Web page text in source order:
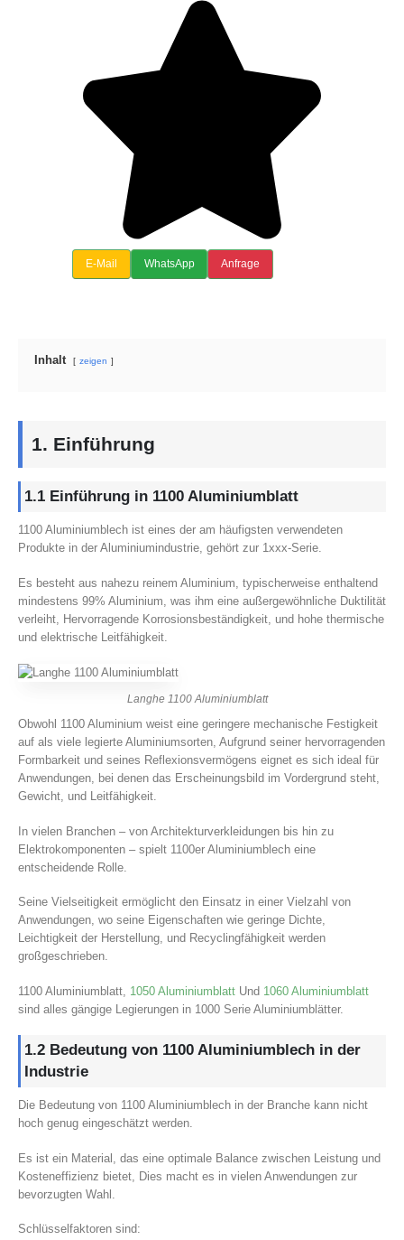
E-Mail WhatsApp Anfrage
Inhalt zeigen
1. Einführung
1.1 Einführung in 1100 Aluminiumblatt
1100 Aluminiumblech ist eines der am häufigsten verwendeten
Produkte in der Aluminiumindustrie, gehört zur 1xxx-Serie.
Es besteht aus nahezu reinem Aluminium, typischerweise enthaltend
mindestens 99% Aluminium, was ihm eine außergewöhnliche Duktilität
verleiht, Hervorragende Korrosionsbeständigkeit, und hohe thermische
und elektrische Leitfähigkeit.
Langhe 1100 Aluminiumblatt
Obwohl 1100 Aluminium weist eine geringere mechanische Festigkeit
auf als viele legierte Aluminiumsorten, Aufgrund seiner hervorragenden
Formbarkeit und seines Reflexionsvermögens eignet es sich ideal für
Anwendungen, bei denen das Erscheinungsbild im Vordergrund steht,
Gewicht, und Leitfähigkeit.
In vielen Branchen – von Architekturverkleidungen bis hin zu
Elektrokomponenten – spielt 1100er Aluminiumblech eine
entscheidende Rolle.
Seine Vielseitigkeit ermöglicht den Einsatz in einer Vielzahl von
Anwendungen, wo seine Eigenschaften wie geringe Dichte,
Leichtigkeit der Herstellung, und Recyclingfähigkeit werden
großgeschrieben.
1100 Aluminiumblatt, 1050 Aluminiumblatt Und 1060 Aluminiumblatt
sind alles gängige Legierungen in 1000 Serie Aluminiumblätter.
1.2 Bedeutung von 1100 Aluminiumblech in der
Industrie
Die Bedeutung von 1100 Aluminiumblech in der Branche kann nicht
hoch genug eingeschätzt werden.
Es ist ein Material, das eine optimale Balance zwischen Leistung und
Kosteneffizienz bietet, Dies macht es in vielen Anwendungen zur
bevorzugten Wahl.
Schlüsselfaktoren sind: